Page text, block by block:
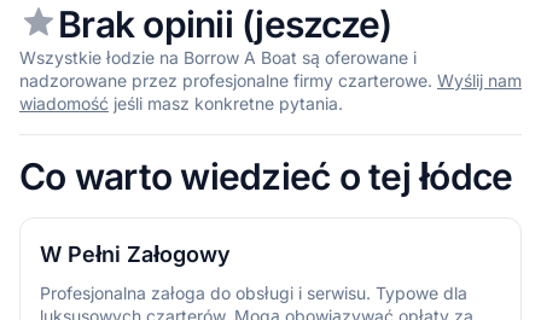
Brak opinii (jeszcze)
Wszystkie łodzie na Borrow A Boat są oferowane i
nadzorowane przez profesjonalne firmy czarterowe. Wyślij nam
wiadomość jeśli masz konkretne pytania.
Co warto wiedzieć o tej łódce
W Pełni Załogowy
Profesjonalna załoga do obsługi i serwisu. Typowe dla
luksusowych czarterów. Mogą obowiązywać opłaty za